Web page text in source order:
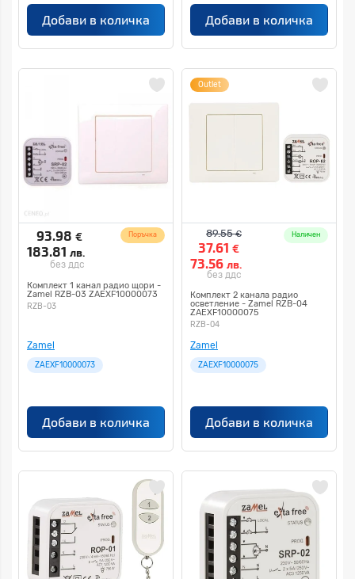
Добави в количка Добави в количка
93.98 €
183.81 лв.
без ддс
Поръчка
Комплект 1 канал радио щори -
Zamel RZB-03 ZAEXF10000073
RZB-03
Zamel
ZAEXF10000073
Добави в количка
Outlet
89.55€
37.61 €
73.56 лв.
без ддс
Наличен
Комплект 2 канала радио
осветление - Zamel RZB-04
ZAEXF10000075
RZB-04
Zamel
ZAEXF10000075
Добави в количка